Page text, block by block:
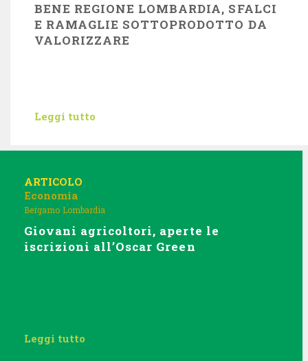
BENE REGIONE LOMBARDIA, SFALCI
E RAMAGLIE SOTTOPRODOTTO DA
VALORIZZARE
Leggi tutto
ARTICOLO
Economia
Bergamo Lombardia
Giovani agricoltori, aperte le
iscrizioni all’Oscar Green
Leggi tutto